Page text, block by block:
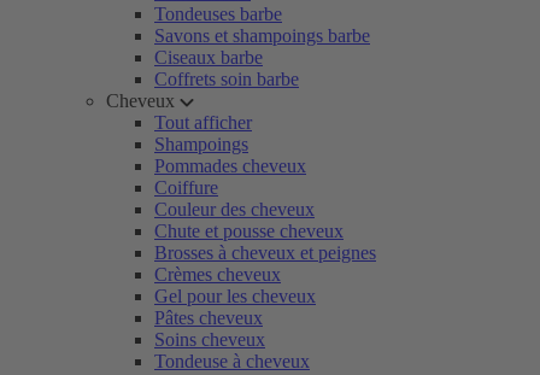
Tondeuses barbe
Savons et shampoings barbe
Ciseaux barbe
Coffrets soin barbe
Cheveux
Tout afficher
Shampoings
Pommades cheveux
Coiffure
Couleur des cheveux
Chute et pousse cheveux
Brosses à cheveux et peignes
Crèmes cheveux
Gel pour les cheveux
Pâtes cheveux
Soins cheveux
Tondeuse à cheveux